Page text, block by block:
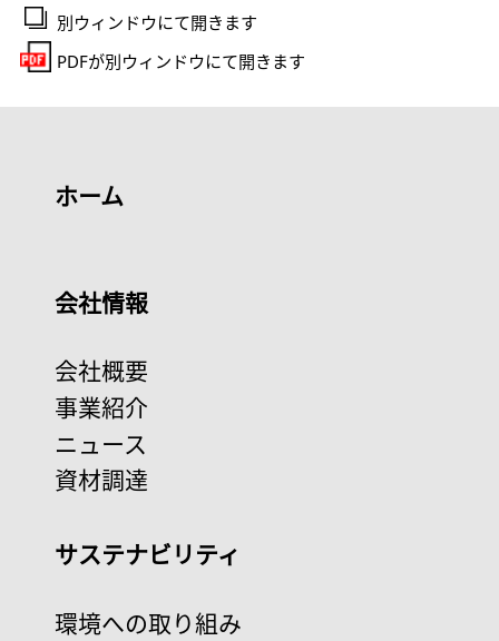
別ウィンドウにて開きます
PDFが別ウィンドウにて開きます
ホーム
会社情報
会社概要
事業紹介
ニュース
資材調達
サステナビリティ
環境への取り組み